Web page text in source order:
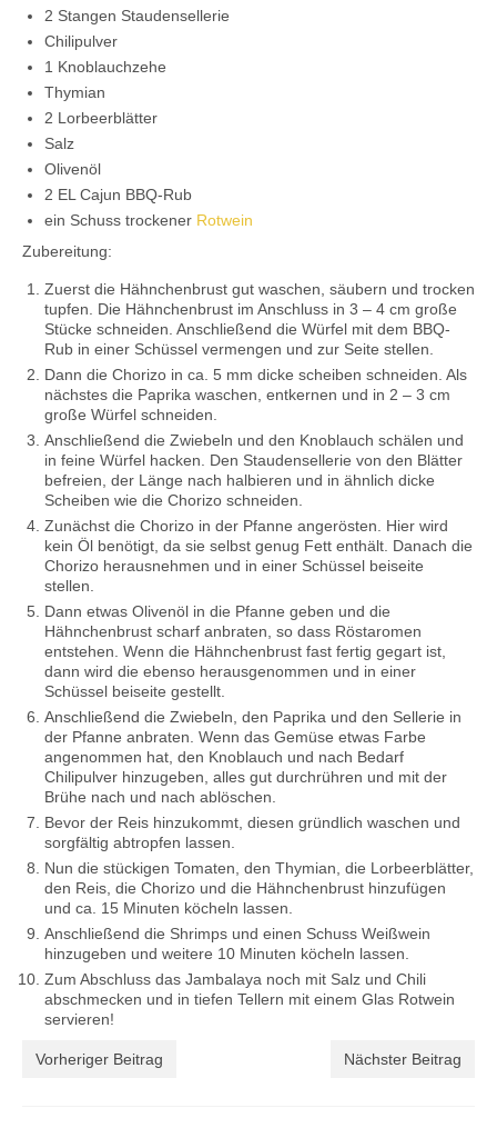
2 Stangen Staudensellerie
Chilipulver
1 Knoblauchzehe
Thymian
2 Lorbeerblätter
Salz
Olivenöl
2 EL Cajun BBQ-Rub
ein Schuss trockener Rotwein
Zubereitung:
Zuerst die Hähnchenbrust gut waschen, säubern und trocken
tupfen. Die Hähnchenbrust im Anschluss in 3 – 4 cm große
Stücke schneiden. Anschließend die Würfel mit dem BBQ-
Rub in einer Schüssel vermengen und zur Seite stellen.
Dann die Chorizo in ca. 5 mm dicke scheiben schneiden. Als
nächstes die Paprika waschen, entkernen und in 2 – 3 cm
große Würfel schneiden.
Anschließend die Zwiebeln und den Knoblauch schälen und
in feine Würfel hacken. Den Staudensellerie von den Blätter
befreien, der Länge nach halbieren und in ähnlich dicke
Scheiben wie die Chorizo schneiden.
Zunächst die Chorizo in der Pfanne angerösten. Hier wird
kein Öl benötigt, da sie selbst genug Fett enthält. Danach die
Chorizo herausnehmen und in einer Schüssel beiseite
stellen.
Dann etwas Olivenöl in die Pfanne geben und die
Hähnchenbrust scharf anbraten, so dass Röstaromen
entstehen. Wenn die Hähnchenbrust fast fertig gegart ist,
dann wird die ebenso herausgenommen und in einer
Schüssel beiseite gestellt.
Anschließend die Zwiebeln, den Paprika und den Sellerie in
der Pfanne anbraten. Wenn das Gemüse etwas Farbe
angenommen hat, den Knoblauch und nach Bedarf
Chilipulver hinzugeben, alles gut durchrühren und mit der
Brühe nach und nach ablöschen.
Bevor der Reis hinzukommt, diesen gründlich waschen und
sorgfältig abtropfen lassen.
Nun die stückigen Tomaten, den Thymian, die Lorbeerblätter,
den Reis, die Chorizo und die Hähnchenbrust hinzufügen
und ca. 15 Minuten köcheln lassen.
Anschließend die Shrimps und einen Schuss Weißwein
hinzugeben und weitere 10 Minuten köcheln lassen.
Zum Abschluss das Jambalaya noch mit Salz und Chili
abschmecken und in tiefen Tellern mit einem Glas Rotwein
servieren!
Vorheriger Beitrag Nächster Beitrag